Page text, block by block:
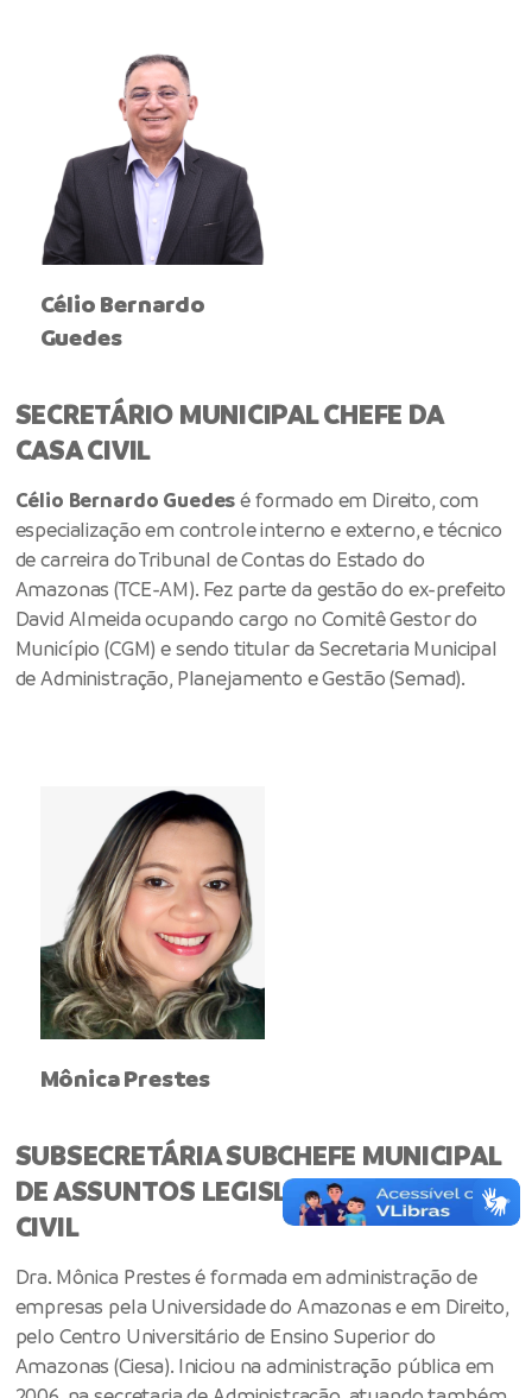
Célio Bernardo
Guedes
SECRETÁRIO MUNICIPAL CHEFE DA
CASA CIVIL
Célio Bernardo Guedesé formado em Direito, com
especialização em controle interno e externo, e técnico
de carreira do Tribunal de Contas do Estado do
Amazonas (TCE-AM). Fez parte da gestão do ex-prefeito
David Almeida ocupando cargo no Comitê Gestor do
Município (CGM) e sendo titular da Secretaria Municipal
de Administração, Planejamento e Gestão (Semad).
Mônica Prestes
SUBSECRETÁRIA SUBCHEFE MUNICIPAL
DE ASSUNTOS LEGISLATIVOS DA CASA
CIVIL
Dra. Mônica Prestesé formada em administração de
empresas pela Universidade do Amazonas e em Direito,
pelo Centro Universitário de Ensino Superior do
Amazonas (Ciesa). Iniciou na administração pública em